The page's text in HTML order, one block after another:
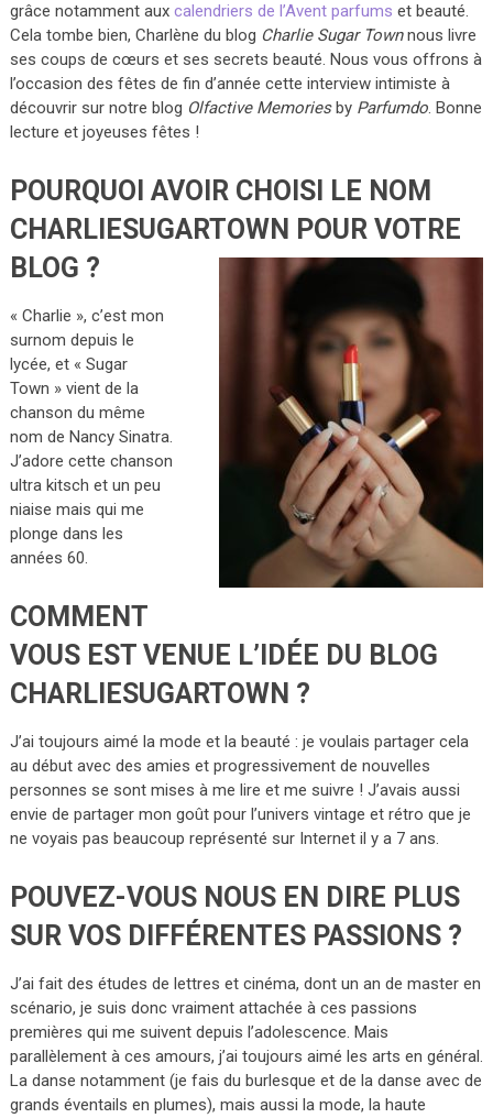
grâce notamment aux calendriers de l’Avent parfums et beauté.
Cela tombe bien, Charlène du blog Charlie Sugar Townnous livre
ses coups de cœurs et ses secrets beauté. Nous vous offrons à
l’occasion des fêtes de fin d’année cette interview intimiste à
découvrir sur notre blog Olfactive Memoriesby Parfumdo. Bonne
lecture et joyeuses fêtes !
POURQUOI AVOIR CHOISI LE NOM
CHARLIESUGARTOWN POUR VOTRE
BLOG ?
« Charlie », c’est mon
surnom depuis le
lycée, et « Sugar
Town » vient de la
chanson du même
nom de Nancy Sinatra.
J’adore cette chanson
ultra kitsch et un peu
niaise mais qui me
plonge dans les
années 60.
COMMENT
VOUS EST VENUE L’IDÉE DU BLOG
CHARLIESUGARTOWN ?
J’ai toujours aimé la mode et la beauté : je voulais partager cela
au début avec des amies et progressivement de nouvelles
personnes se sont mises à me lire et me suivre ! J’avais aussi
envie de partager mon goût pour l’univers vintage et rétro que je
ne voyais pas beaucoup représenté sur Internet il y a 7 ans.
POUVEZ-VOUS NOUS EN DIRE PLUS
SUR VOS DIFFÉRENTES PASSIONS ?
J’ai fait des études de lettres et cinéma, dont un an de master en
scénario, je suis donc vraiment attachée à ces passions
premières qui me suivent depuis l’adolescence. Mais
parallèlement à ces amours, j’ai toujours aimé les arts en général.
La danse notamment (je fais du burlesque et de la danse avec de
grands éventails en plumes), mais aussi la mode, la haute